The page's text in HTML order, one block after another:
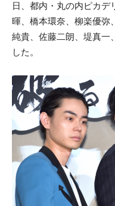
日、都内・丸の内ピカデ
暉、橋本環奈、柳楽優弥
純貴、佐藤二朗、堤真一
した。